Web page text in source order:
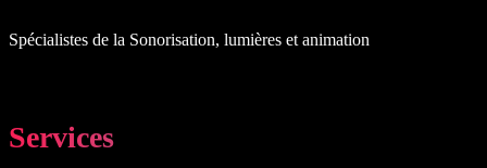
Spécialistes de la Sonorisation, lumières et animation
Services